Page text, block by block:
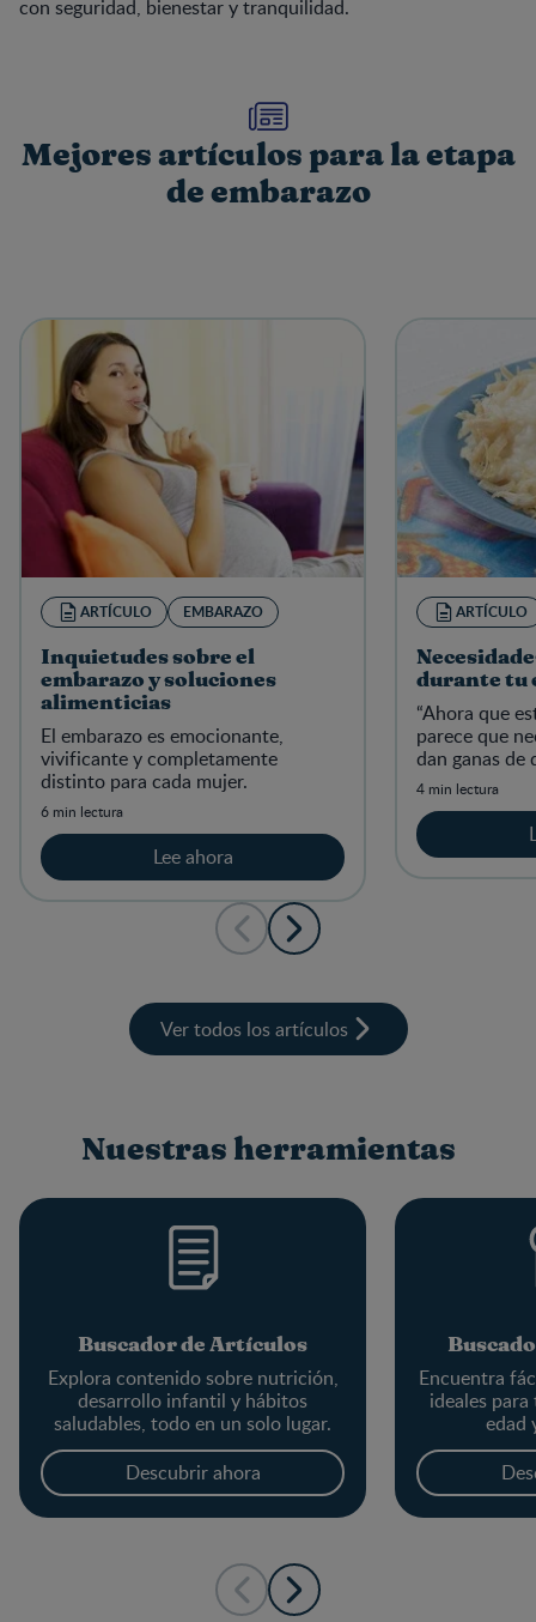
con seguridad, bienestar y tranquilidad.
Mejores artículos para la etapa
de embarazo
ARTÍCULO EMBARAZO
Inquietudes sobre el
embarazo y soluciones
alimenticias
El embarazo es emocionante,
vivificante y completamente
distinto para cada mujer.
6 min lectura
Lee ahora
ARTÍCULO
durante tu
“Ahora que
parece que
dan ganas de
4 min lectura
Ver todos los artículos
Nuestras herramientas
Buscador de Artículos
Explora contenido sobre nutrición,
desarrollo infantil y hábitos
saludables, todo en un solo lugar.
Descubrir ahora
Encuentra
ideales
edad